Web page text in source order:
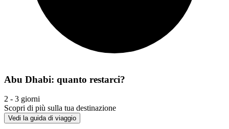
Abu Dhabi: quanto restarci?
2 - 3 giorni
Scopri di più sulla tua destinazione
Vedi la guida di viaggio